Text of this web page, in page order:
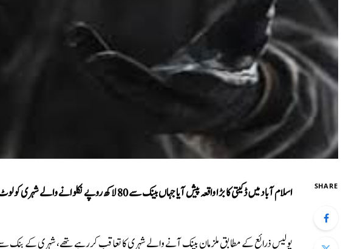
SHARE اسلام آباد میں ڈکیتی کا بڑا واقعہ پیش آیا جہاں بینک سے 80 لاکھ روپے نکلوانے والے شہری کو لوٹ لیا گیا۔
پولیس ذرائع کے مطابق ملزمان بینک آنے والے شہری کا تعاقب کررہے تھے، شہری کے بنک